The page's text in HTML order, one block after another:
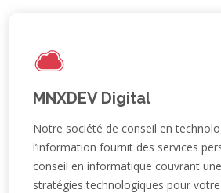
MNXDEV Digital
Notre société de conseil en
l’information fournit des services
conseil en informatique couvrant
stratégies technologiques pour